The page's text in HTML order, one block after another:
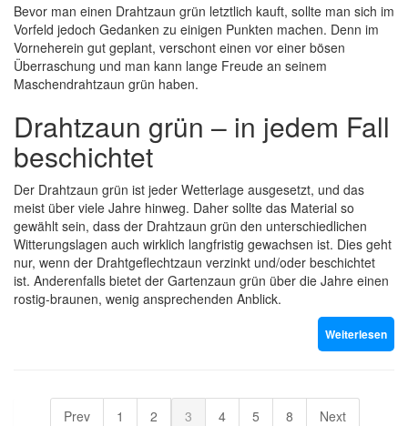
Bevor man einen Drahtzaun grün letztlich kauft, sollte man sich im
Vorfeld jedoch Gedanken zu einigen Punkten machen. Denn im
Vorneherein gut geplant, verschont einen vor einer bösen
Überraschung und man kann lange Freude an seinem
Maschendrahtzaun grün haben.
Drahtzaun grün – in jedem Fall
beschichtet
Der Drahtzaun grün ist jeder Wetterlage ausgesetzt, und das
meist über viele Jahre hinweg. Daher sollte das Material so
gewählt sein, dass der Drahtzaun grün den unterschiedlichen
Witterungslagen auch wirklich langfristig gewachsen ist. Dies geht
nur, wenn der Drahtgeflechtzaun verzinkt und/oder beschichtet
ist. Anderenfalls bietet der Gartenzaun grün über die Jahre einen
rostig-braunen, wenig ansprechenden Anblick.
Weiterlesen
Prev 1 2 3 4 5 8 Next